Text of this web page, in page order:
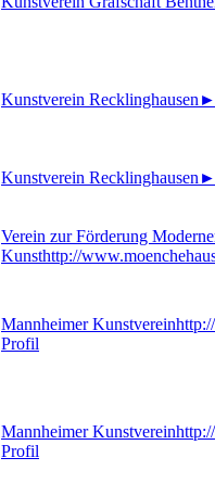
Kunstverein Recklinghausen ►
Kunstverein Recklinghausen ►
Verein zur Förderung
Kunsthttp://
Mannheimer Kunstverein
Profil
Mannheimer Kunstverein
Profil